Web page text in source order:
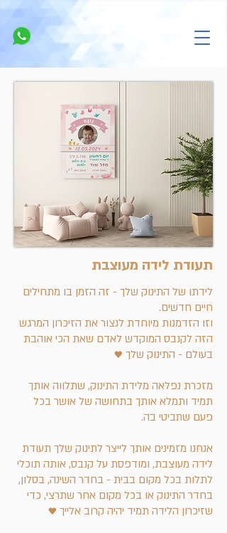
תעודת לידה מעוצבת
לידתו של התינוק שלך - זה הזמן בו מתחילים
חיים חדשים.
וזו הזדמנות מיוחדת לנצור את הזיכרון המרגש
הזה לקנבס המוקדש לאדם שאת הכי אוהבת
בעולם - התינוק שלך ♥
מזכרת נפלאה מלידת התינוק, שתלווה אותך
תמיד ותמלא אותך בתחושה של אושר בכל
פעם שתביטי בה.
אנחנו מזמינים אותך לייצר לתינוק שלך תעודת
לידה מעוצבת, ומודפסת על קנבס, אותה תוכלי
לתלות בכל מקום בבית - בחדר השינה, בסלון,
בחדר התינוק או בכל מקום אחר שתרצי, כדי
שזיכרון הלידה תמיד יהיה קרוב אלייך ♥